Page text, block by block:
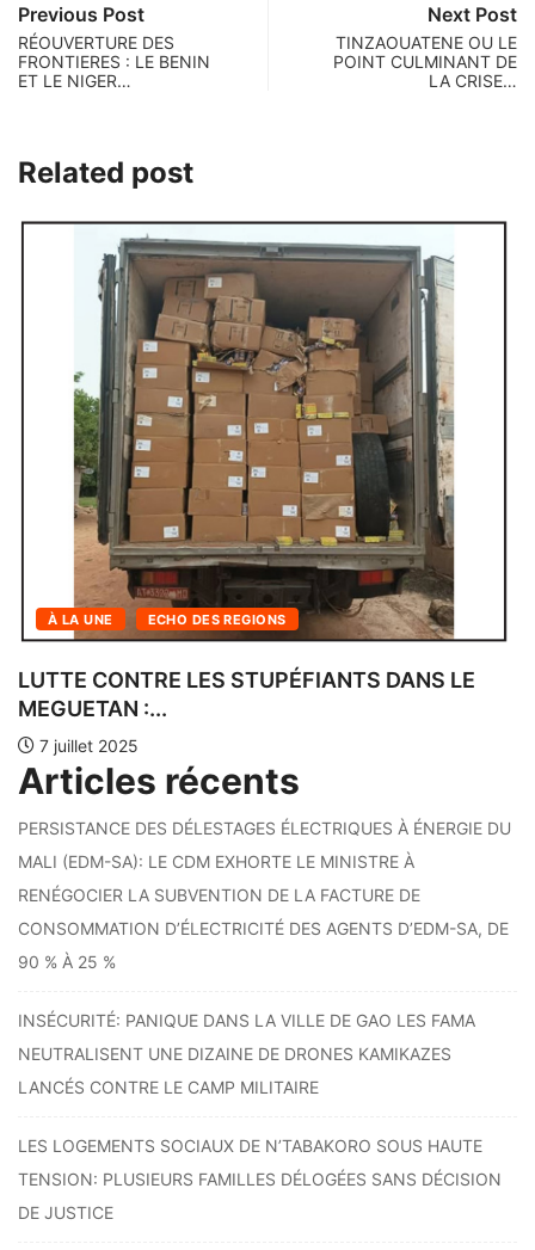
Previous Post
RÉOUVERTURE DES
FRONTIERES : LE BENIN
ET LE NIGER…
Next Post
TINZAOUATENE OU LE
POINT CULMINANT DE
LA CRISE…
Related post
À LA UNE ÉCONOMIE
LA DOUANE FRAPPE À NOUVEAU SUR
14 mai 2025
Articles récents
PERSISTANCE DES DÉLESTAGES ÉLECTRIQUES À ÉNERGIE DU
MALI (EDM-SA): LE CDM EXHORTE LE MINISTRE À
RENÉGOCIER LA SUBVENTION DE LA FACTURE DE
CONSOMMATION D’ÉLECTRICITÉ DES AGENTS D’EDM-SA, DE
90 % À 25 %
INSÉCURITÉ: PANIQUE DANS LA VILLE DE GAO LES FAMA
NEUTRALISENT UNE DIZAINE DE DRONES KAMIKAZES
LANCÉS CONTRE LE CAMP MILITAIRE
LES LOGEMENTS SOCIAUX DE N’TABAKORO SOUS HAUTE
TENSION: PLUSIEURS FAMILLES DÉLOGÉES SANS DÉCISION
DE JUSTICE